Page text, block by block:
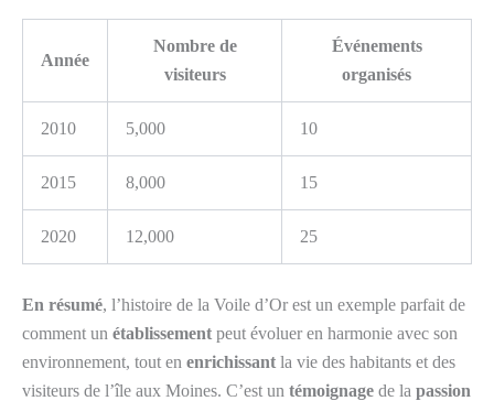
Année
Nombre de
visiteurs
Événements
organisés
2010 5,000 10
2015 8,000 15
2020 12,000 25
En résumé, l’histoire de la Voile d’Or est un exemple parfait de
comment un établissement peut évoluer en harmonie avec son
environnement, tout en enrichissant la vie des habitants et des
visiteurs de l’île aux Moines. C’est un témoignage de la passion